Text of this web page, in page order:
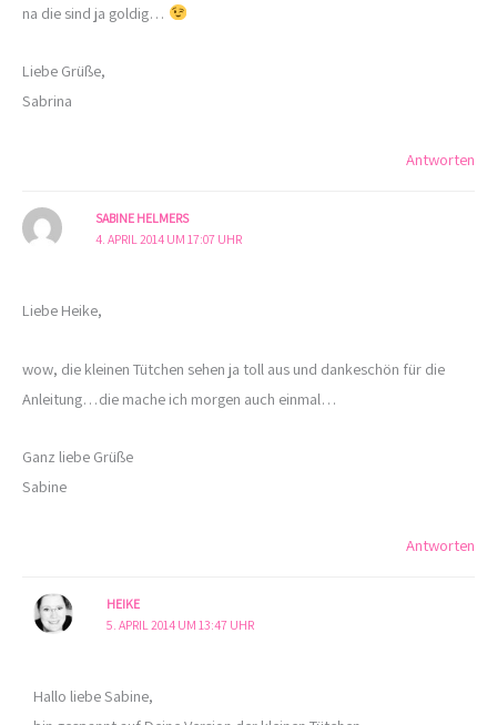
na die sind ja goldig…
Liebe Grüße,
Sabrina
Antworten
SABINE HELMERS
4. APRIL 2014 UM 17:07 UHR
Liebe Heike,
wow, die kleinen Tütchen sehen ja toll aus und dankeschön für die
Anleitung…die mache ich morgen auch einmal…
Ganz liebe Grüße
Sabine
Antworten
HEIKE
5. APRIL 2014 UM 13:47 UHR
Hallo liebe Sabine,